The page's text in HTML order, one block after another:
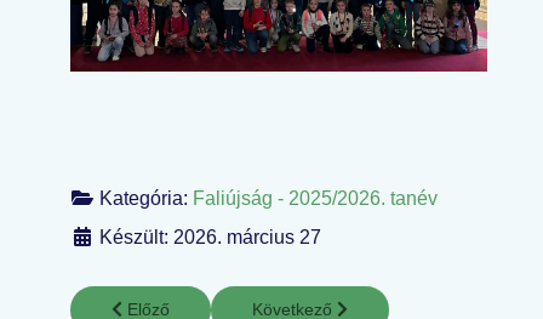
Kategória: Faliújság - 2025/2026. tanév
Készült: 2026. március 27
Előző cikk: Húsvétváró kézműves játszóház
Előző Következő cikk: Olaszországban
Következő